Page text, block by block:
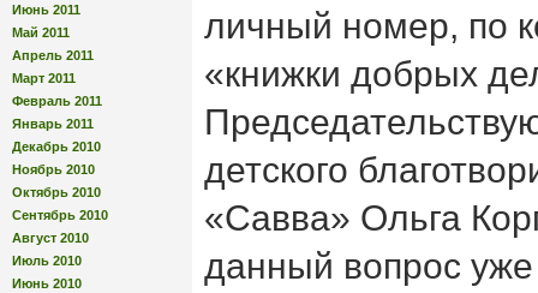
Июнь 2011
Май 2011
Апрель 2011
Март 2011
Февраль 2011
Январь 2011
Декабрь 2010
Ноябрь 2010
Октябрь 2010
Сентябрь 2010
Август 2010
Июль 2010
Июнь 2010
личный номер, по
«книжки добрых
детского
«Савва» Ольга
данный вопрос